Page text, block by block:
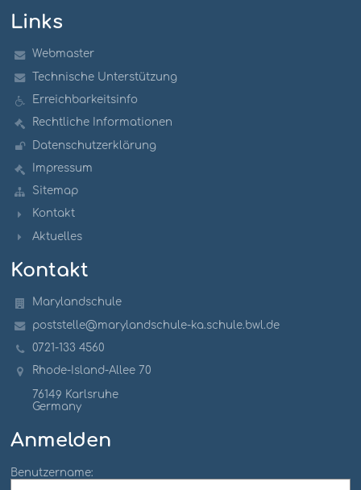
Links
Webmaster
Technische Unterstützung
Erreichbarkeitsinfo
Rechtliche Informationen
Datenschutzerklärung
Impressum
Sitemap
Kontakt
Aktuelles
Kontakt
Marylandschule
poststelle@marylandschule-ka.schule.bwl.de
0721-133 4560
Rhode-Island-Allee 70
76149 Karlsruhe
Germany
Anmelden
Benutzername: